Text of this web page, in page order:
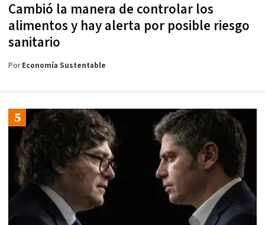
Cambió la manera de controlar los
alimentos y hay alerta por posible riesgo
sanitario
PorEconomía Sustentable